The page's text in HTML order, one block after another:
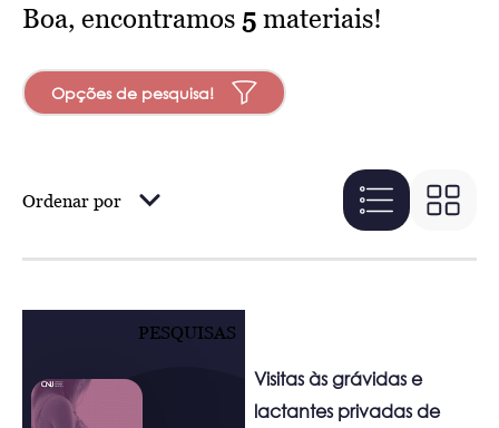
Boa, encontramos 5 materiais!
Opções de pesquisa!
Ordenar por
PESQUISAS
Visitas às grávidas e
lactantes privadas de